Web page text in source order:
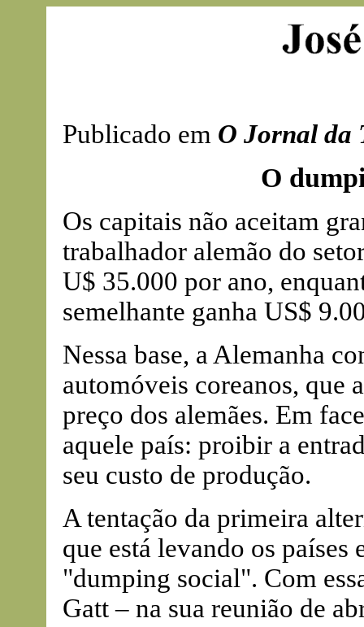
Publicado em O Jornal da
O
Os capitais não aceitam
trabalhador alemão do
U$ 35.000 por ano,
semelhante ganha US$
Nessa base, a Alemanha
automóveis coreanos, que
preço dos alemães. Em
aquele país: proibir a
seu custo de produção.
A tentação da primeira
que está levando os países
"dumping social". Com
Gatt – na sua reunião de